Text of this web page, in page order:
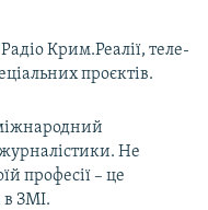
Крим.Реалії, теле-
проєктів.
Не
професії – це
в ЗМІ.